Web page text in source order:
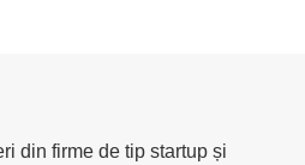
din firme de tip startup și